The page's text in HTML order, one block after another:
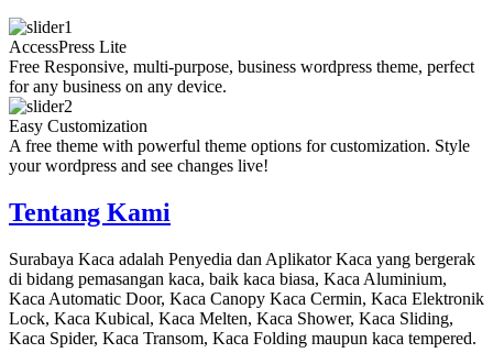
AccessPress Lite
Free Responsive, multi-purpose, business wordpress theme, perfect
for any business on any device.
Easy Customization
A free theme with powerful theme options for customization. Style
your wordpress and see changes live!
Tentang Kami
Surabaya Kaca adalah Penyedia dan Aplikator Kaca yang bergerak
di bidang pemasangan kaca, baik kaca biasa, Kaca Aluminium,
Kaca Automatic Door, Kaca Canopy Kaca Cermin, Kaca Elektronik
Lock, Kaca Kubical, Kaca Melten, Kaca Shower, Kaca Sliding,
Kaca Spider, Kaca Transom, Kaca Folding maupun kaca tempered.